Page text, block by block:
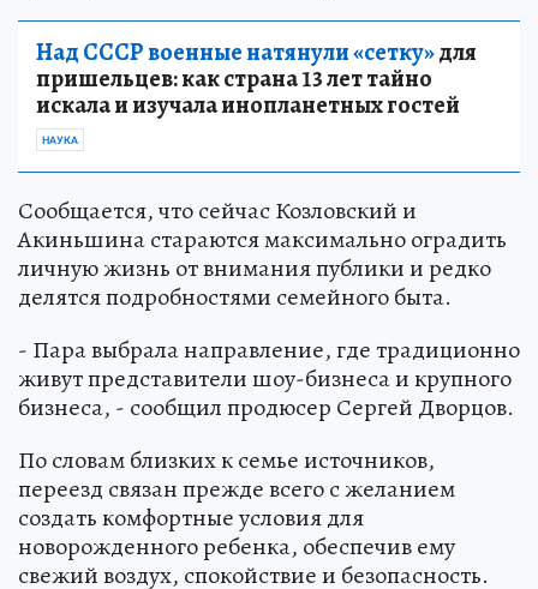
Над СССР военные натянули «сетку»для
пришельцев: как страна 13 лет тайно
искала и изучала инопланетных гостей
НАУКА
Сообщается, что сейчас Козловский и
Акиньшина стараются максимально оградить
личную жизнь от внимания публики и редко
делятся подробностями семейного быта.
- Пара выбрала направление, где традиционно
живут представители шоу-бизнеса и крупного
бизнеса, - сообщил продюсер Сергей Дворцов.
По словам близких к семье источников,
переезд связан прежде всего с желанием
создать комфортные условия для
новорожденного ребенка, обеспечив ему
свежий воздух, спокойствие и безопасность.